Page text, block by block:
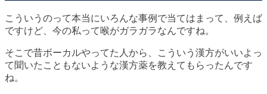
こういうのって本当にいろんな事例で当てはまって、例えば
ですけど、今の私って喉がガラガラなんですね。
そこで昔ボーカルやってた人から、こういう漢方がいいよっ
て聞いたこともないような漢方薬を教えてもらったんです
ね。